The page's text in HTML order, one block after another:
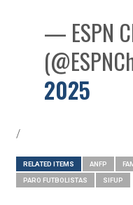
— ESPN
2025
/
RELATED ITEMS ANFP
PARO FUTBOLISTAS SIFUP